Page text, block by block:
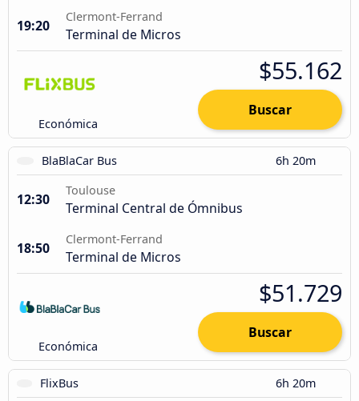
19:20
Clermont-Ferrand
Terminal de Micros
Económica
$55.162
Buscar
BlaBlaCar Bus 6h 20m
12:30
Toulouse
Terminal Central de Ómnibus
18:50
Clermont-Ferrand
Terminal de Micros
Económica
$51.729
Buscar
FlixBus 6h 20m